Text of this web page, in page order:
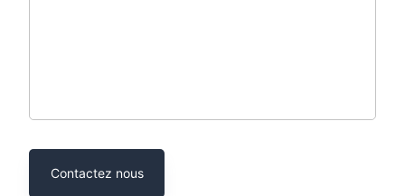
Contactez nous